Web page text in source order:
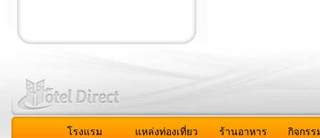
โรงแรม แหล่งท่องเที่ยว ร้านอาหาร กิจกรร